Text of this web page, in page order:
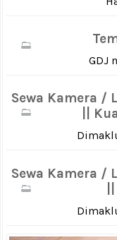
GDJ
Sewa Kamera /
||
Sewa Kamera /